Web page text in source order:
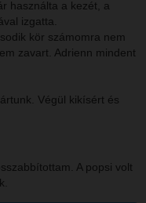
használta a kezét, a
izgatta.
kör számomra nem
zavart. Adrienn mindent
Végül kikísért és
A popsi volt